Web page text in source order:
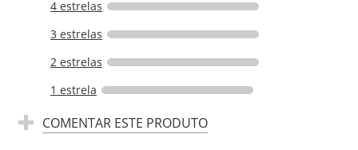
4 estrelas
3 estrelas
2 estrelas
1 estrela
COMENTAR ESTE PRODUTO